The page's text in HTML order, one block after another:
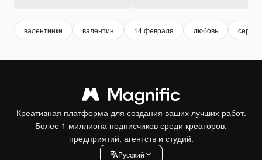
валентинки валентин 14 февраля любовь сердце
Креативная платформа для создания ваших лучших работ.
Более 1 миллиона подписчиков среди креаторов,
предприятий, агентств и студий.
Pусский